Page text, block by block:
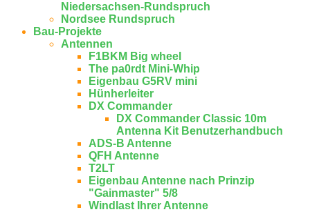
Niedersachsen-Rundspruch
Nordsee Rundspruch
Bau-Projekte
Antennen
F1BKM Big wheel
The pa0rdt Mini-Whip
Eigenbau G5RV mini
Hünherleiter
DX Commander
DX Commander Classic 10m
Antenna Kit Benutzerhandbuch
ADS-B Antenne
QFH Antenne
T2LT
Eigenbau Antenne nach Prinzip
"Gainmaster" 5/8
Windlast Ihrer Antenne